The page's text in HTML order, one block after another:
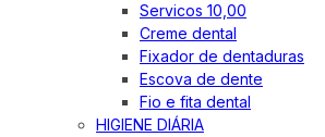
Servicos 10,00
Creme dental
Fixador de dentaduras
Escova de dente
Fio e fita dental
HIGIENE DIÁRIA